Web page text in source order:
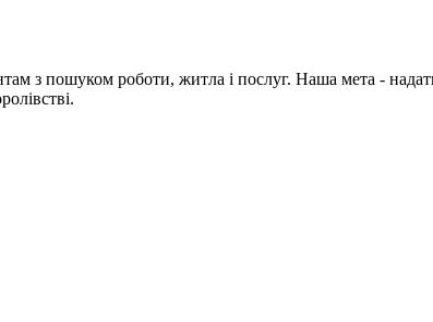
з пошуком роботи, житла і послуг. Наша мета -